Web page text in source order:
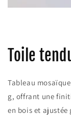
Toile
Tableau
g, offrant une
en bois et ajustée